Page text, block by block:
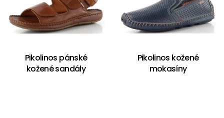
Pikolinos pánské
kožené sandály
Pikolinos kožené
mokasíny